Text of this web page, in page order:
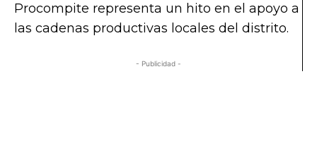
Procompite representa un hito en el apoyo a
las cadenas productivas locales del distrito.
- Publicidad -